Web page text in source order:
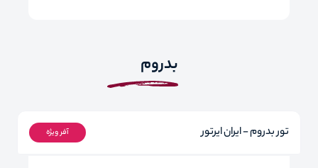
بدروم
تور بدروم - ایران ایرتور آفر ویژه